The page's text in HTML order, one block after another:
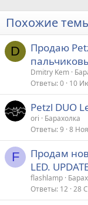
Похожие
D
Продаю
Dmitry Kem
Ответы 0 10
Petzl DUO
ori
Барахолка
Ответы 9 8
F
Продам
LED.
flashlamp
Ответы 12 28